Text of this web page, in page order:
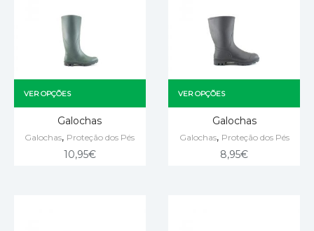
VER OPÇÕES
Galochas
Galochas, Proteção dos Pés
10,95€
VER OPÇÕES
Galochas
Galochas, Proteção dos Pés
8,95€